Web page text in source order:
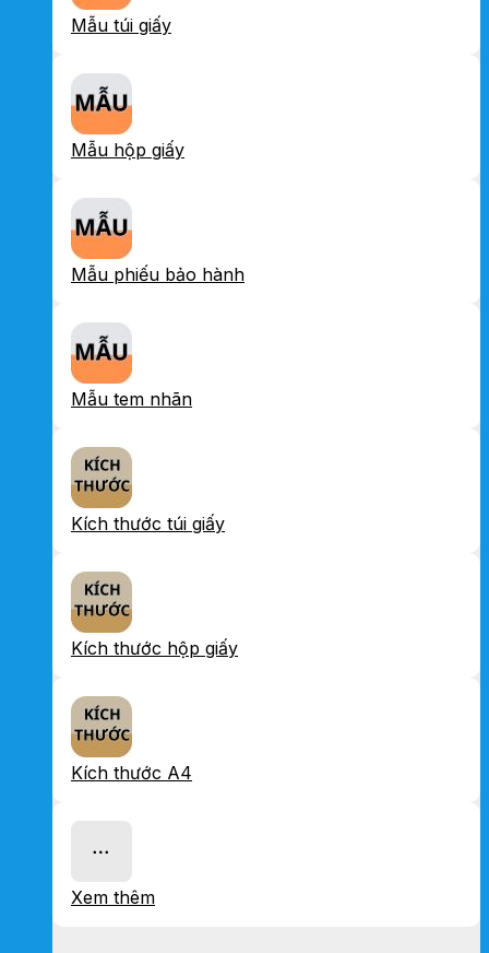
Mẫu túi giấy
Mẫu hộp giấy
Mẫu phiếu bảo hành
Mẫu tem nhãn
Kích thước túi giấy
Kích thước hộp giấy
Kích thước A4
Xem thêm